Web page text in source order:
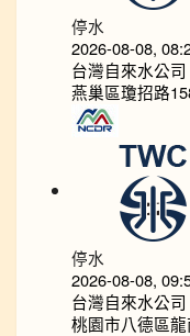
停水
2026-08-08,
台灣自來水公司
燕巢區瓊招路
停水
2026-08-08,
台灣自來水公司
桃園市八德區